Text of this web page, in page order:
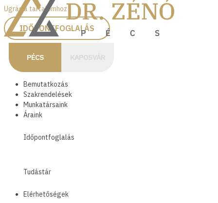
Ugrás a tartalomhoz
IDŐPONTFOGLALÁS
PÉCS
Bemutatkozás
Szakrendelések
Munkatársaink
Áraink
Időpontfoglalás
Tudástár
Elérhetőségek